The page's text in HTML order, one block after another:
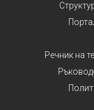
Речник на